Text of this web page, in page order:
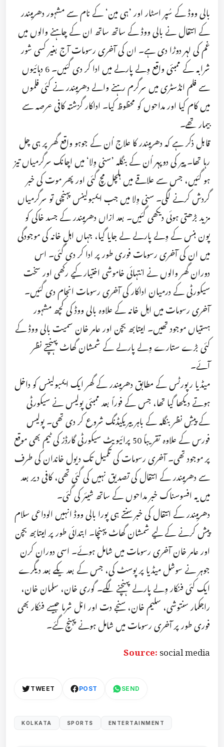
بالی ووڈ کے سُپر اسٹار اور ’ہی مین‘ کے نام سے مشہور دھرمیندر
کے انتقال نے بالی ووڈ کے ساتھ ساتھ ان کے چاہنے والوں میں
غم کی لہر دوڑا دی ہے۔ ان کی آخری رسومات آج بغیر کسی شور
شرابہ کے ممبئی واقع وِلے پارلے میں ادا کر دی گئیں۔ 6 دہائیوں
سے فلم انڈسٹری میں سرگرم رہنے والے دھرمیندر نے کئی فلموں
میں کام کیا اور مداحوں کو محظوظ کیا۔ اداکار گزشتہ کافی عرصہ سے
بیمار تھے۔
قابل ذکر ہے کہ دھرمیندر کا علاج اُن کے جوہو واقع گھر پر ہی چل
رہا تھا۔ پیر کی دوپہر اُن کے بنگلہ ’سنی وِلا‘ میں اچانک سرگرمیاں تیز
ہو گئیں، جس سے علاقے میں ہلچل مچ گئی اور پھر موت کی خبر
گردش کرنے لگی۔ سنی وِلا میں جب ایمبولینس پہنچی تو سرگرمیاں
مزید بڑھتی ہوئی دیکھی گئیں۔ بعد ازاں دھرمیندر کے جسد خاکی کو
پون ہنس کے وِلے پارلے لے جایا گیا، جہاں اہلِ خانہ کی موجودگی
میں ان کی آخری رسومات فوری طور پر ادا کر دی گئی۔ اس
دوران گھر والوں نے انتہائی خاموشی اختیار کیے رکھی اور سخت
سیکورٹی کے درمیان اداکار کی آخری رسومات انجام دی گئیں۔
آخری رسومات میں اہل خانہ کے علاوہ بالی ووڈ کی کچھ مشہور
ہستیاں موجود تھیں۔ امیتابھ بچن اور عامر خان سمیت بالی ووڈ کے
کئی بڑے ستارے وِلے پارلے کے شمشان گھاٹ پہنچتے نظر
آئے۔
میڈیا رپورٹس کے مطابق دھرمیندر کے گھر ایک ایمبولینس کو داخل
ہوتے دیکھا گیا تھا، جس کے فوراً بعد ممبئی پولیس نے سیکورٹی
کے پیشِ نظر بنگلہ کے باہر بیریکیڈنگ شروع کر دی تھی۔ پولیس
فورس کے علاوہ تقریباً 50 پرائیویٹ سیکورٹی گارڈز کی ٹیم بھی موقع
پر موجود تھی۔ آخری رسومات کی تکمیل تک دیول خاندان کی طرف
سے دھرمیندر کے انتقال کی تصدیق نہیں کی گئی تھی، کافی دیر بعد
میں یہ افسوسناک خبر مداحوں کے ساتھ شیئر کی گئی۔
دھرمیندر کے انتقال کی خبر سنتے ہی پورا بالی ووڈ انہیں الوداعی سلام
پیش کرنے کے لیے شمشان گھاٹ پہنچا۔ ابتدائی طور پر امیتابھ بچن
اور عامر خان آخری رسومات میں شامل ہوئے۔ اسی دوران کرن
جوہر نے سوشل میڈیا پر پوسٹ کی، جس کے بعد یکے بعد دیگرے
ایک کئی فنکار وِلے پارلے پہنچنے لگے۔ گوری خان، سلمان خان،
راجکمار سنتوشی، سلیم خان، سنجے دت اور انل شرما جیسے فنکار بھی
فوری طور پر آخری رسومات میں شامل ہونے پہنچ گئے۔
Source:social media
TWEET POST SEND
KOLKATA SPORTS ENTERTAINMENT